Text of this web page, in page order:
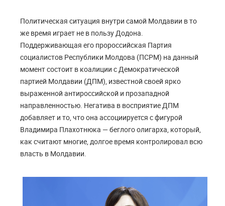
Политическая ситуация внутри самой Молдавии в то
же время играет не в пользу Додона.
Поддерживающая его пророссийская Партия
социалистов Республики Молдова (ПСРМ) на данный
момент состоит в коалиции с Демократической
партией Молдавии (ДПМ), известной своей ярко
выраженной антироссийской и прозападной
направленностью. Негатива в восприятие ДПМ
добавляет и то, что она ассоциируется с фигурой
Владимира Плахотнюка — беглого олигарха, который,
как считают многие, долгое время контролировал всю
власть в Молдавии.